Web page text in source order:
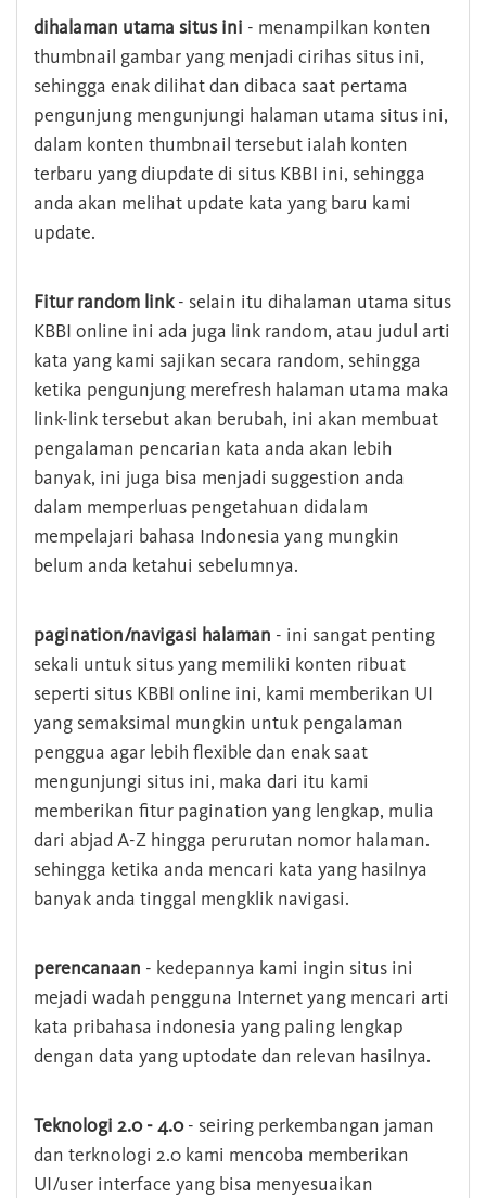
dihalaman utama situs ini - menampilkan konten
thumbnail gambar yang menjadi cirihas situs ini,
sehingga enak dilihat dan dibaca saat pertama
pengunjung mengunjungi halaman utama situs ini,
dalam konten thumbnail tersebut ialah konten
terbaru yang diupdate di situs KBBI ini, sehingga
anda akan melihat update kata yang baru kami
update.
Fitur random link- selain itu dihalaman utama situs
KBBI online ini ada juga link random, atau judul arti
kata yang kami sajikan secara random, sehingga
ketika pengunjung merefresh halaman utama maka
link-link tersebut akan berubah, ini akan membuat
pengalaman pencarian kata anda akan lebih
banyak, ini juga bisa menjadi suggestion anda
dalam memperluas pengetahuan didalam
mempelajari bahasa Indonesia yang mungkin
belum anda ketahui sebelumnya.
pagination/navigasi halaman - ini sangat penting
sekali untuk situs yang memiliki konten ribuat
seperti situs KBBI online ini, kami memberikan UI
yang semaksimal mungkin untuk pengalaman
penggua agar lebih flexible dan enak saat
mengunjungi situs ini, maka dari itu kami
memberikan fitur pagination yang lengkap, mulia
dari abjad A-Z hingga perurutan nomor halaman.
sehingga ketika anda mencari kata yang hasilnya
banyak anda tinggal mengklik navigasi.
perencanaan - kedepannya kami ingin situs ini
mejadi wadah pengguna Internet yang mencari arti
kata pribahasa indonesia yang paling lengkap
dengan data yang uptodate dan relevan hasilnya.
Teknologi 2.0 - 4.0- seiring perkembangan jaman
dan terknologi 2.0 kami mencoba memberikan
UI/user interface yang bisa menyesuaikan